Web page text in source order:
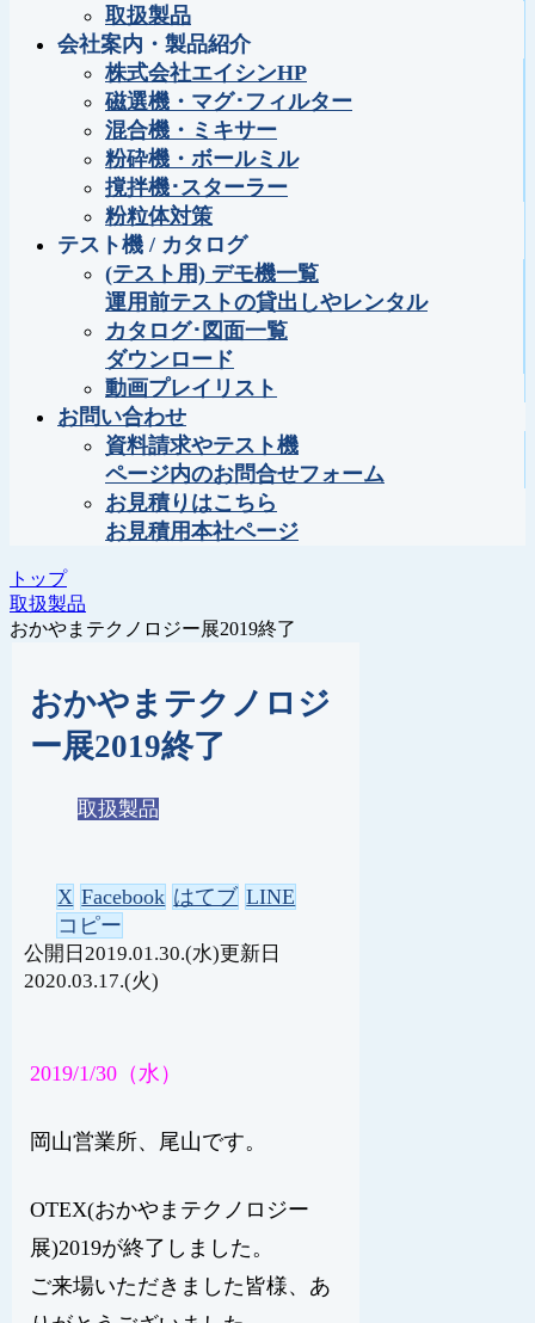
取扱製品
会社案内・製品紹介
株式会社エイシンHP
磁選機・マグ･フィルター
混合機・ミキサー
粉砕機・ボールミル
撹拌機･スターラー
粉粒体対策
テスト機 / カタログ
(テスト用) デモ機一覧
運用前テストの貸出しやレンタル
カタログ･図面一覧
ダウンロード
動画プレイリスト
お問い合わせ
資料請求やテスト機
ページ内のお問合せフォーム
お見積りはこちら
お見積用本社ページ
トップ
取扱製品
おかやまテクノロジー展2019終了
おかやまテクノロジ
ー展2019終了
取扱製品
X Facebook はてブ LINE
コピー
2019.01.30.(水)
2020.03.17.(火)
2019/1/30（水）
岡山営業所、尾山です。
OTEX(おかやまテクノロジー
展)2019が終了しました。
ご来場いただきました皆様、あ